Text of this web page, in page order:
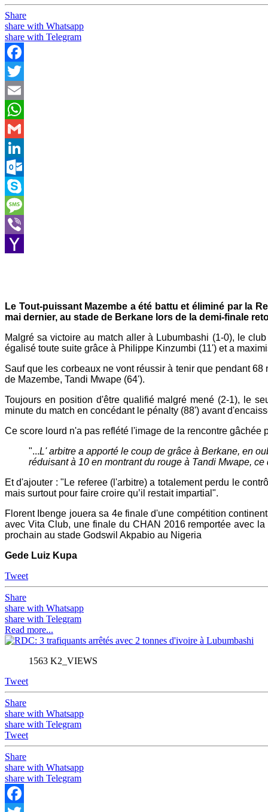
Share
share with Whatsapp
share with Telegram
Facebook
Twitter
Email
WhatsApp
Gmail
LinkedIn
Outlook.com
Skype
Message
Viber
Le Tout-puissant Mazembe a été battu et éliminé par la
mai dernier, au stade de Berkane lors de la demi-finale
Malgré sa victoire au match aller à Lubumbashi (1-0), le
égalisé toute suite grâce à Philippe Kinzumbi (11') et a
Sauf que les corbeaux ne vont réussir à tenir que pendant
de Mazembe, Tandi Mwape (64').
Toujours en position d'être qualifié malgré mené (2-1), le
minute du match en concédant le pénalty (88') avant
Ce score lourd n'a pas reflété l'image de la rencontre
"...L' arbitre a apporté le coup de grâce à Berkane, en
réduisant à 10 en montrant du rouge à Tandi Mwape,
Et d'ajouter : "Le referee (l'arbitre) a totalement perdu le
mais surtout pour faire croire qu’il restait impartial".
Florent Ibenge jouera sa 4e finale d'une compétition
avec Vita Club, une finale du CHAN 2016 remportée avec
prochain au stade Godswil Akpabio au Nigeria
Gede Luiz Kupa
Tweet
Share
share with Whatsapp
share with Telegram
Read more...
1563 K2_VIEWS
Tweet
Share
share with Whatsapp
share with Telegram
Tweet
Share
share with Whatsapp
share with Telegram